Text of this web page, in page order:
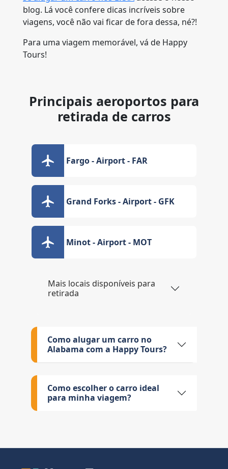
blog. Lá você confere dicas incríveis sobre
viagens, você não vai ficar de fora dessa, né?!
Para uma viagem memorável, vá de Happy
Tours!
Principais aeroportos para
retirada de carros
Fargo - Airport - FAR
Grand Forks - Airport - GFK
Minot - Airport - MOT
Mais locais disponíveis para
retirada
Como alugar um carro no
Alabama com a Happy Tours?
Como escolher o carro ideal
para minha viagem?